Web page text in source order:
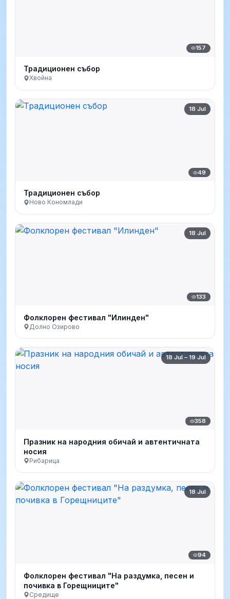
157
Традиционен събор
Хвойна
18 Jul
49
Традиционен събор
Ново Кономлади
18 Jul
133
Фолклорен фестивал "Илинден"
Долно Озирово
18 Jul – 19 Jul
358
Празник на народния обичай и автентичната
носия
Рибарица
18 Jul
94
Фолклорен фестивал "На раздумка, песен и
почивка в Горещниците"
Средище